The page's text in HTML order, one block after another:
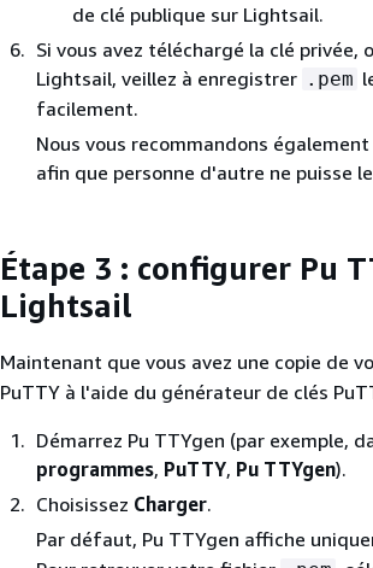
de clé publique sur Lightsail.
Si vous avez téléchargé la clé privée,
Lightsail, veillez à enregistrer .pem
facilement.
Nous vous recommandons
afin que personne d'autre ne puisse
Étape 3 : configurer Pu
Lightsail
Maintenant que vous avez une copie de
PuTTY à l'aide du générateur de clés
Démarrez Pu TTYgen (par exemple,
programmes, PuTTY, Pu TTYgen).
Choisissez Charger.
Par défaut, Pu TTYgen affiche